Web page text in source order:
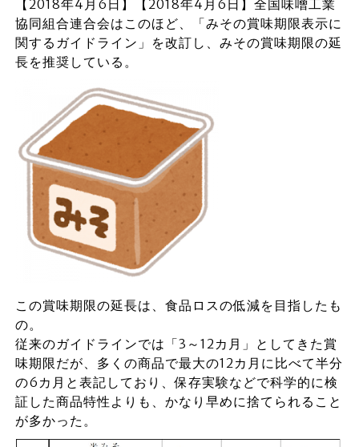
【2018年4月6日】【2018年4月6日】全国味噌工業
協同組合連合会はこのほど、「みその賞味期限表示に
関するガイドライン」を改訂し、みその賞味期限の延
長を推奨している。
この賞味期限の延長は、食品ロスの低減を目指したも
の。
従来のガイドラインでは「3～12カ月」としてきた賞
味期限だが、多くの商品で最大の12カ月に比べて半分
の6カ月と表記しており、保存実験などで科学的に検
証した商品特性よりも、かなり早めに捨てられること
が多かった。